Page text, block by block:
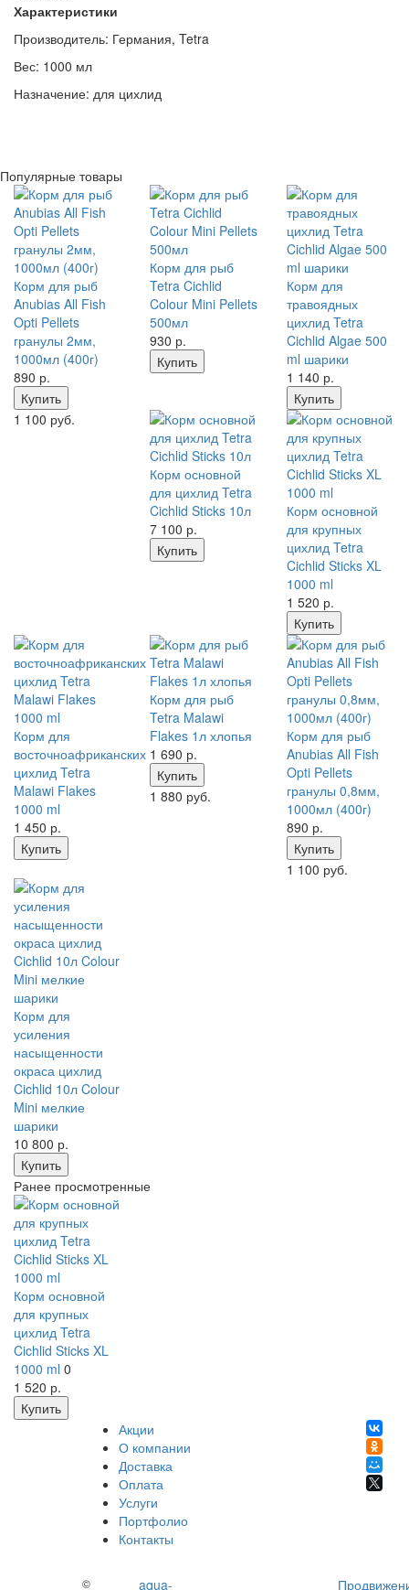
Характеристики
Производитель: Германия, Tetra
Вес: 1000 мл
Назначение: для цихлид
Популярные товары
Корм для рыб
Anubias All Fish
Opti Pellets
гранулы 2мм,
1000мл (400г)
890 р.
Купить
1 100 руб.
Корм для рыб
Tetra Cichlid
Colour Mini Pellets
500мл
930 р.
Купить
Корм для
травоядных
цихлид Tetra
Cichlid Algae 500
ml шарики
1 140 р.
Купить
Корм основной
для цихлид Tetra
Cichlid Sticks 10л
7 100 р.
Купить
Корм основной
для крупных
цихлид Tetra
Cichlid Sticks XL
1000 ml
1 520 р.
Купить
Корм для
восточноафриканских
цихлид Tetra
Malawi Flakes
1000 ml
1 450 р.
Купить
Корм для рыб
Tetra Malawi
Flakes 1л хлопья
1 690 р.
Купить
1 880 руб.
Корм для рыб
Anubias All Fish
Opti Pellets
гранулы 0,8мм,
1000мл (400г)
890 р.
Купить
1 100 руб.
Корм для
усиления
насыщенности
окраса цихлид
Cichlid 10л Colour
Mini мелкие
шарики
10 800 р.
Купить
Ранее просмотренные
Корм основной
для крупных
цихлид Tetra
Cichlid Sticks XL
1000 ml 0
1 520 р.
Купить
Акции
О компании
Доставка
Оплата
Услуги
Портфолио
Контакты
© aqua-